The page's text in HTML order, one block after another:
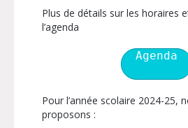
Plus de détails sur les horaires
l’agenda
Agenda
Pour l’année scolaire 2024-25,
proposons :